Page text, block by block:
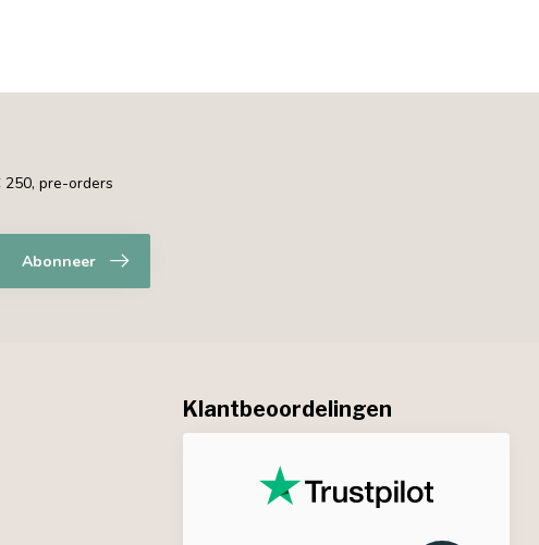
pre-orders
Abonneer
Klantbeoordelingen